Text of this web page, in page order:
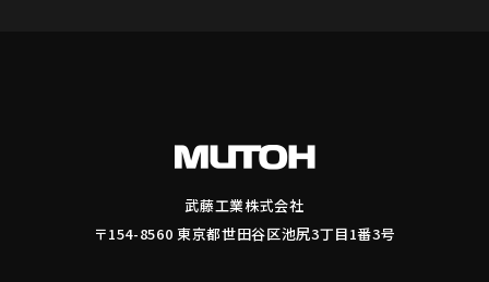
武藤工業株式会社
〒154-8560 東京都世田谷区池尻3丁目1番3号